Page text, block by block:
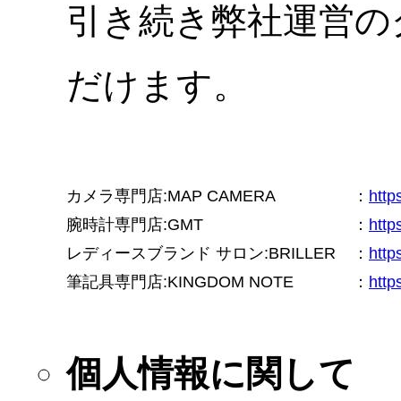
引き続き弊社運営
だけます。
カメラ専門店:MAP CAMERA ：
腕時計専門店:GMT
：
レディースブランド サロン:BRILLER
：
筆記具専門店:KINGDOM NOTE
：
個人情報に関して